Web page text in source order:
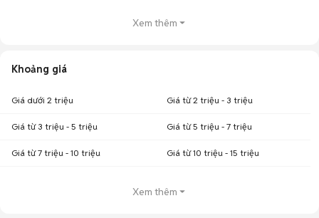
Xem thêm
Khoảng giá
Giá dưới 2 triệu Giá từ 2 triệu - 3 triệu
Giá từ 3 triệu - 5 triệu Giá từ 5 triệu - 7 triệu
Giá từ 7 triệu - 10 triệu Giá từ 10 triệu - 15 triệu
Xem thêm